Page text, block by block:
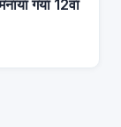
गया 12वां